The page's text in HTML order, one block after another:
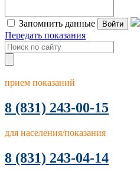
Запомнить данные Войти
Передать показания
прием показаний
8 (831) 243-00-15
для населения/показания
8 (831) 243-04-14